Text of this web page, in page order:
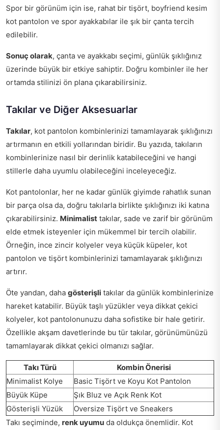
Spor bir görünüm için ise, rahat bir tişört, boyfriend kesim
kot pantolon ve spor ayakkabılar ile şık bir çanta tercih
edilebilir.
Sonuç olarak, çanta ve ayakkabı seçimi, günlük şıklığınız
üzerinde büyük bir etkiye sahiptir. Doğru kombinler ile her
ortamda stilinizi ön plana çıkarabilirsiniz.
Takılar ve Diğer Aksesuarlar
Takılar, kot pantolon kombinlerinizi tamamlayarak şıklığınızı
artırmanın en etkili yollarından biridir. Bu yazıda, takıların
kombinlerinize nasıl bir derinlik katabileceğini ve hangi
stillerle daha uyumlu olabileceğini inceleyeceğiz.
Kot pantolonlar, her ne kadar günlük giyimde rahatlık sunan
bir parça olsa da, doğru takılarla birlikte şıklığınızı iki katına
çıkarabilirsiniz. Minimalist takılar, sade ve zarif bir görünüm
elde etmek isteyenler için mükemmel bir tercih olabilir.
Örneğin, ince zincir kolyeler veya küçük küpeler, kot
pantolon ve tişört kombinlerinizi tamamlayarak şıklığınızı
artırır.
Öte yandan, daha gösterişli takılar da günlük kombinlerinize
hareket katabilir. Büyük taşlı yüzükler veya dikkat çekici
kolyeler, kot pantolonunuzu daha sofistike bir hale getirir.
Özellikle akşam davetlerinde bu tür takılar, görünümünüzü
tamamlayarak dikkat çekici olmanızı sağlar.
Takı Türü
Kombin Önerisi
Minimalist Kolye
Basic Tişört ve Koyu Kot Pantolon
Büyük Küpe
Şık Bluz ve Açık Renk Kot
Gösterişli Yüzük
Oversize Tişört ve Sneakers
Takı seçiminde, renk uyumu da oldukça önemlidir. Kot